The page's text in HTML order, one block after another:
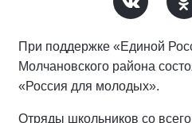
При поддержке «Единой
Молчановского района
«Россия для молодых».
Отряды школьников со